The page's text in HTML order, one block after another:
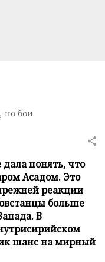
но бои
понять, что
Асадом. Это
реакции
больше
В
шанс на мирный